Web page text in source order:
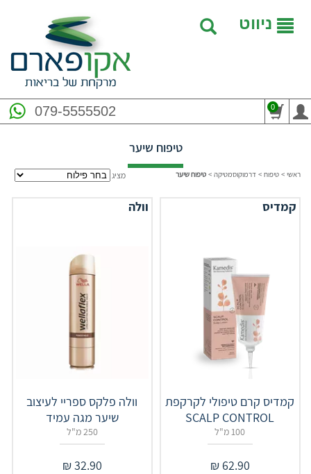
ניווט
079-5555502 0
טיפוח שיער
ראשי > טיפוח > דרמוקוסמטיקה > טיפוח שיער מציג
קמדיס
קמדיס קרם טיפולי לקרקפת
SCALP CONTROL
100 מ"ל
62.90
₪
וולה
וולה פלקס ספריי לעיצוב
שיער מגה עמיד
250 מ"ל
32.90
₪